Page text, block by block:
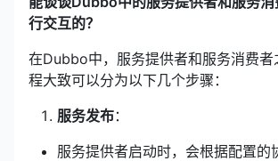
行交互的？
在Dubbo中，服务提供者和服务消费者
程大致可以分为以下几个步骤：
服务发布：
服务提供者启动时，会根据配置的